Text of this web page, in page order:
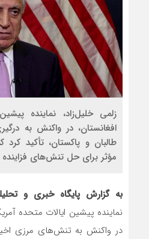
زلمی خلیل‌زاد، نماینده
افغانستان، در واکنش به
طالبان و پاکستان، تأکید کرد
مؤثر برای حل تنش‌های
به گزارش پایگاه خبری و
نماینده پیشین ایالات متحده
در واکنش به تنش‌های مرزی